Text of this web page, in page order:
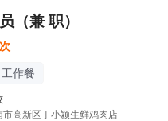
（兼 职）
工作餐
市高新区丁小颍生鲜鸡肉店